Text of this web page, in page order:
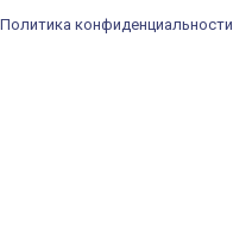
Политика конфиденциальности